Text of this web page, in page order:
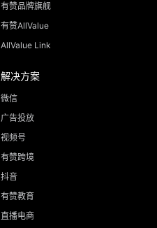
有赞品牌旗舰
有赞AllValue
AllValue Link
解决方案
微信
广告投放
视频号
有赞跨境
抖音
有赞教育
直播电商